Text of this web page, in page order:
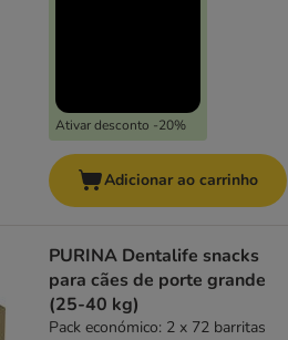
Ativar desconto -20%
Adicionar ao carrinho
PURINA Dentalife snacks
para cães de porte grande
(25-40 kg)
Pack económico: 2 x 72 barritas